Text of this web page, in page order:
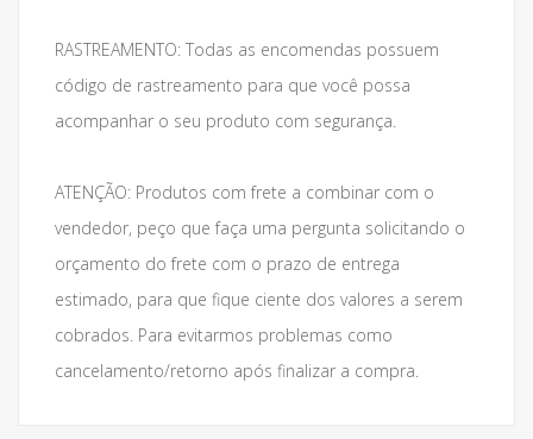
RASTREAMENTO: Todas as encomendas possuem
código de rastreamento para que você possa
acompanhar o seu produto com segurança.
ATENÇÃO: Produtos com frete a combinar com o
vendedor, peço que faça uma pergunta solicitando o
orçamento do frete com o prazo de entrega
estimado, para que fique ciente dos valores a serem
cobrados. Para evitarmos problemas como
cancelamento/retorno após finalizar a compra.